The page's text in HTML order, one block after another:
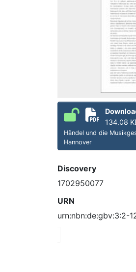
134.08
Händel und die
Hannover
Discovery
1702950077
URN
urn:nbn:de:gbv:3:2-